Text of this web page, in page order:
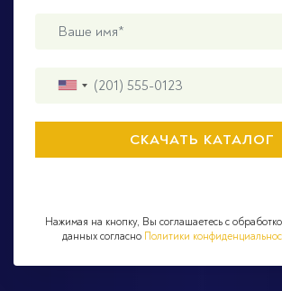
Нажимая на кнопку, Вы соглашаетесь с
данных согласно Политики